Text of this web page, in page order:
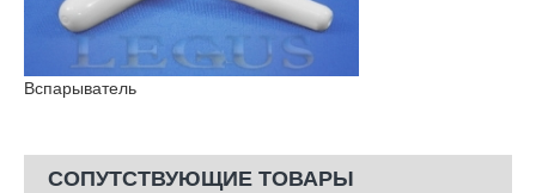
Вспарыватель
СОПУТСТВУЮЩИЕ ТОВАРЫ